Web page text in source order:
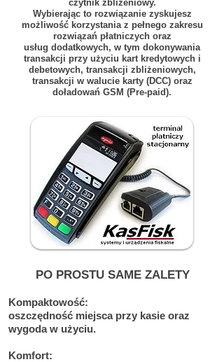
czytnik zbliżeniowy.
Wybierając to rozwiązanie zyskujesz
możliwość korzystania z pełnego zakresu
rozwiązań płatniczych oraz
usług dodatkowych, w tym dokonywania
transakcji przy użyciu kart kredytowych i
debetowych, transakcji zbliżeniowych,
transakcji w walucie karty (DCC) oraz
doładowań GSM (Pre-paid).
PO PROSTU SAME ZALETY
Kompaktowość:
oszczędność miejsca przy kasie oraz
wygoda w użyciu.
Komfort: